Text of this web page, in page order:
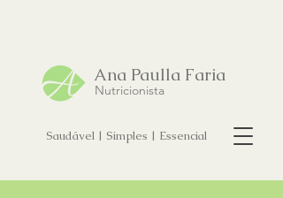
Saudável | Simples | Essencial
Ana Paulla Faria
Nutricionista